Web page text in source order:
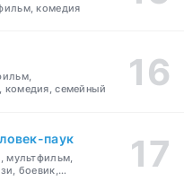
комедия
комедия, семейный
паук
мультфильм,
боевик,